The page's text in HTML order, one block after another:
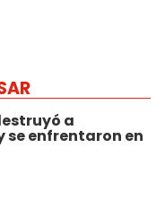
a
se enfrentaron en